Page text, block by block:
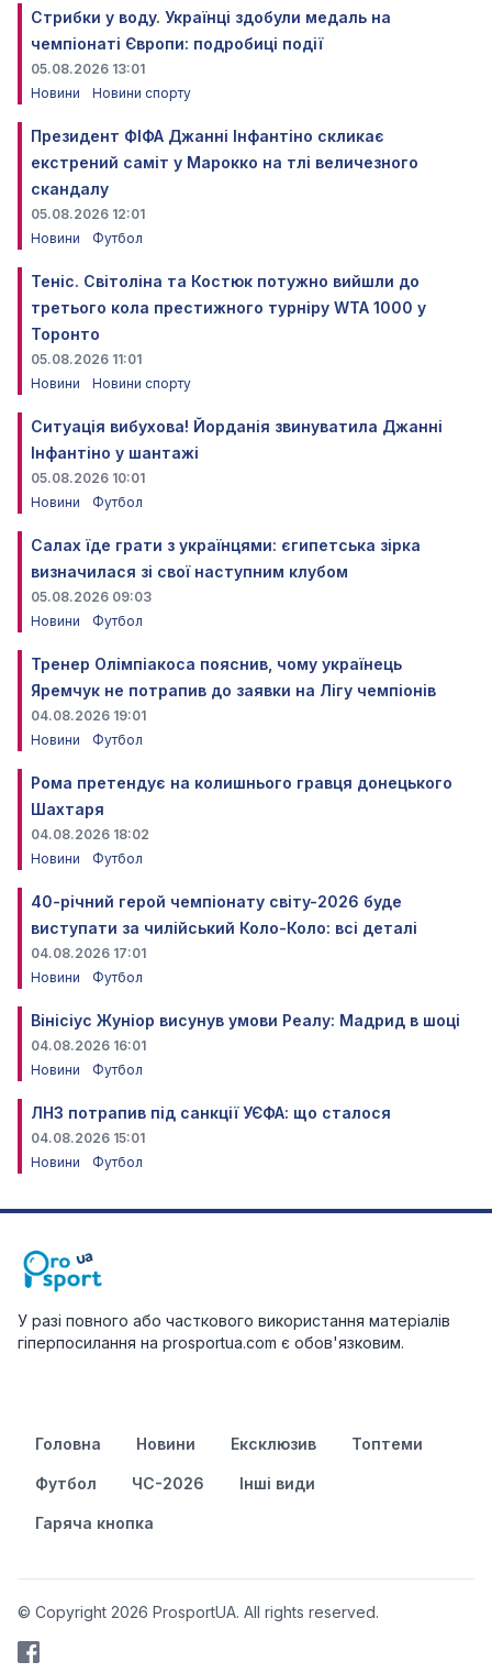
Стрибки у воду. Українці здобули медаль на
чемпіонаті Європи: подробиці події
05.08.2026 13:01
Новини
Новини спорту
Президент ФІФА Джанні Інфантіно скликає
екстрений саміт у Марокко на тлі величезного
скандалу
05.08.2026 12:01
Новини
Футбол
Теніс. Світоліна та Костюк потужно вийшли до
третього кола престижного турніру WTA 1000 у
Торонто
05.08.2026 11:01
Новини
Новини спорту
Ситуація вибухова! Йорданія звинуватила Джанні
Інфантіно у шантажі
05.08.2026 10:01
Новини
Футбол
Салах їде грати з українцями: єгипетська зірка
визначилася зі свої наступним клубом
05.08.2026 09:03
Новини
Футбол
Тренер Олімпіакоса пояснив, чому українець
Яремчук не потрапив до заявки на Лігу чемпіонів
04.08.2026 19:01
Новини
Футбол
Рома претендує на колишнього гравця донецького
Шахтаря
04.08.2026 18:02
Новини
Футбол
40-річний герой чемпіонату світу-2026 буде
виступати за чилійський Коло-Коло: всі деталі
04.08.2026 17:01
Новини
Футбол
Вінісіус Жуніор висунув умови Реалу: Мадрид в шоці
04.08.2026 16:01
Новини
Футбол
ЛНЗ потрапив під санкції УЄФА: що сталося
04.08.2026 15:01
Новини
Футбол
У разі повного або часткового використання матеріалів
гіперпосилання на prosportua.com є обов'язковим.
Головна Новини Ексклюзив Топтеми
Футбол ЧС-2026 Інші види
Гаряча кнопка
© Copyright 2026 ProsportUA. All rights reserved.